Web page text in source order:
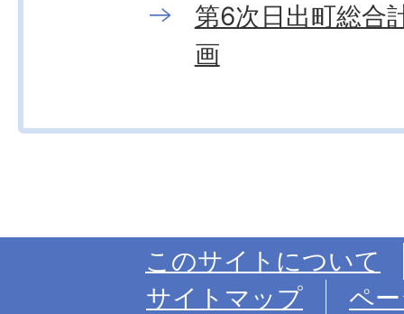
第6次日出町総合
画
このサイトについて
サイトマップ
ペ